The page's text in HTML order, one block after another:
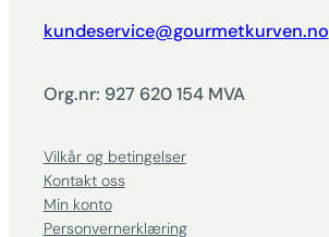
kundeservice@gourmetkurven.no
Org.nr: 927 620 154 MVA
Vilkår og betingelser
Kontakt oss
Min konto
Personvernerklæring